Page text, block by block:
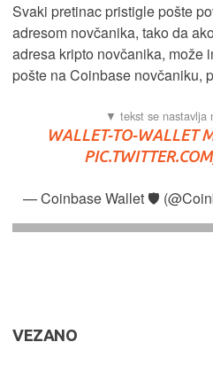
Svaki pretinac pristigle pošte
adresom novčanika, tako da
adresa kripto novčanika, može
pošte na Coinbase novčaniku,
WALLET-TO-WALLET
— Coinbase Wallet 🛡️
VEZANO